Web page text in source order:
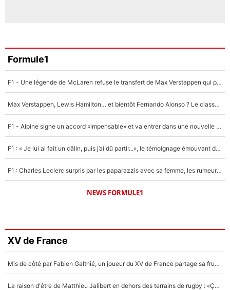
Formule1
F1 - Une légende de McLaren refuse le transfert de Max Verstappen qui pourrait «faire des vagues» et plomber l'ambiance dans l'équipe
Max Verstappen, Lewis Hamilton… et bientôt Fernando Alonso ? Le classement des pilotes les mieux payés en Formule 1 risque de changer !
F1 - Alpine signe un accord «impensable» et va entrer dans une nouvelle dimension : Grande nouvelle pour Pierre Gasly !
F1 : « Je lui ai fait un câlin, puis j’ai dû partir...», le témoignage émouvant de Max Verstappen sur sa fille
F1 : Charles Leclerc surpris par les paparazzis avec sa femme, les rumeurs étaient vraies !
NEWS FORMULE1
XV de France
Mis de côté par Fabien Galthié, un joueur du XV de France partage sa frustration : «ils ne me l’ont pas dit tout de suite»
La raison d'être de Matthieu Jalibert en dehors des terrains de rugby : «Ça m'atteint autant que si tu touches à un membre de ma famille»